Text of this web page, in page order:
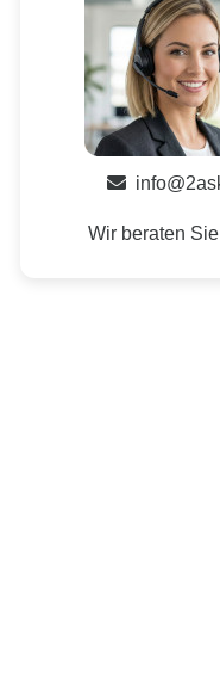
Wir beraten